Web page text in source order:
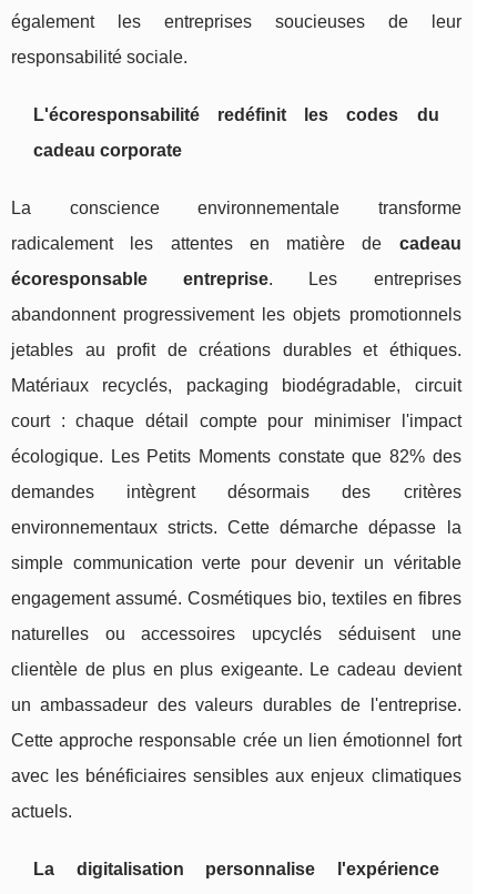
également les entreprises soucieuses de leur
responsabilité sociale.
L'écoresponsabilité redéfinit les codes du
cadeau corporate
La conscience environnementale transforme
radicalement les attentes en matière de cadeau
écoresponsable entreprise. Les entreprises
abandonnent progressivement les objets promotionnels
jetables au profit de créations durables et éthiques.
Matériaux recyclés, packaging biodégradable, circuit
court : chaque détail compte pour minimiser l'impact
écologique. Les Petits Moments constate que 82% des
demandes intègrent désormais des critères
environnementaux stricts. Cette démarche dépasse la
simple communication verte pour devenir un véritable
engagement assumé. Cosmétiques bio, textiles en fibres
naturelles ou accessoires upcyclés séduisent une
clientèle de plus en plus exigeante. Le cadeau devient
un ambassadeur des valeurs durables de l'entreprise.
Cette approche responsable crée un lien émotionnel fort
avec les bénéficiaires sensibles aux enjeux climatiques
actuels.
La digitalisation personnalise l'expérience